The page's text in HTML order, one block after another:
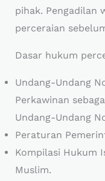
pihak. Pengadilan
perceraian
Dasar hukum
Undang-Undang
Perkawinan
Undang-Undang
Peraturan
Kompilasi Hukum
Muslim.